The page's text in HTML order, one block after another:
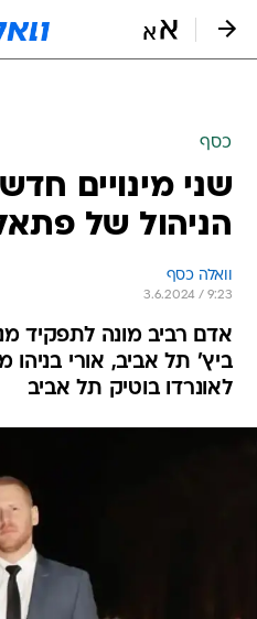
כסף
שני מינויים
הניהול של
וואלה כסף
3.6.2024 / 9:23
אדם רביב מונה לתפקיד
ביץ' תל אביב, אורי בניהו
לאונרדו בוטיק תל אביב